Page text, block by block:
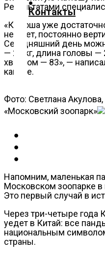
О
нас
Помощь
проекту
Контакты
Контакты
Результатами
«Катюша уже
не дает, постоянно
Сегодняшний день
— 22 кг, длина головы —
хвостом — 83», —
канале.
Фото: Светлана
«Московский зоопарк»
Напомним, маленькая
Московском зоопарке в
Это первый случай в
Через три-четыре года
уедет в Китай: все
национальным
страны.